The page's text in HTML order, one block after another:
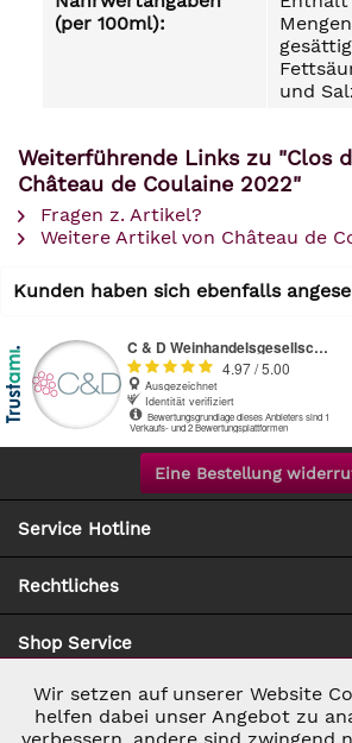
(per 100ml):
und
Weiterführende Links zu "Clos
Château de Coulaine 2022"
Fragen z. Artikel?
Weitere Artikel von Château de
Kunden haben sich ebenfalls
Eine Bestellung
Service Hotline
Rechtliches
Shop Service
Zahlung & Versand
Notwendig
Wir setzen auf unserer Website
helfen dabei unser Angebot zu